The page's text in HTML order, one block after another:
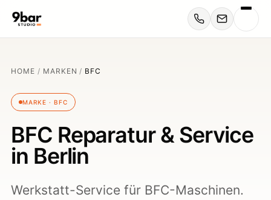
HOME / MARKEN / BFC
MARKE · BFC
BFC Reparatur & Service
in Berlin
Werkstatt-Service für BFC-Maschinen.